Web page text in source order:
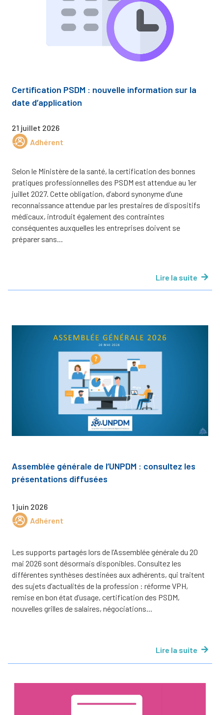
Certification PSDM : nouvelle information sur la
date d’application
21 juillet 2026
Adhérent
Selon le Ministère de la santé, la certification des bonnes
pratiques professionnelles des PSDM est attendue au 1er
juillet 2027. Cette obligation, d’abord synonyme d’une
reconnaissance attendue par les prestaires de dispositifs
médicaux, introduit également des contraintes
conséquentes auxquelles les entreprises doivent se
préparer sans...
Lire la suite
Assemblée générale de l’UNPDM : consultez les
présentations diffusées
1 juin 2026
Adhérent
Les supports partagés lors de l’Assemblée générale du 20
mai 2026 sont désormais disponibles. Consultez les
différentes synthèses destinées aux adhérents, qui traitent
des sujets d’actualités de la profession : réforme VPH,
remise en bon état d’usage, certification des PSDM,
nouvelles grilles de salaires, négociations...
Lire la suite